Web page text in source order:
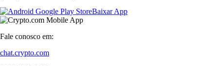
Baixar App
Fale conosco em:
chat.crypto.com